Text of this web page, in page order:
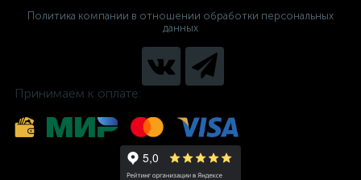
Политика компании в отношении обработки персональных
данных
Принимаем к оплате: